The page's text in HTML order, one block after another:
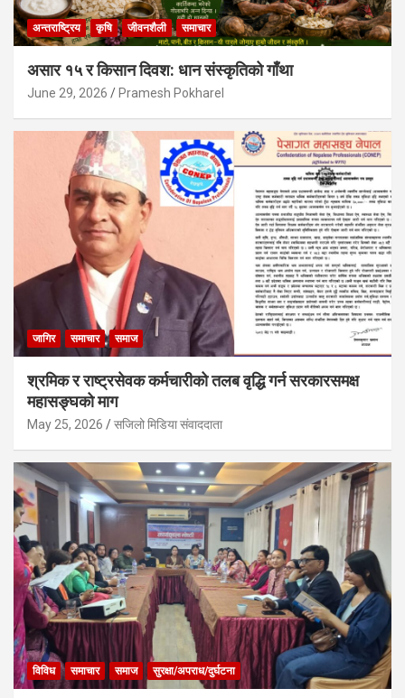
अन्तराष्ट्रिय कृषि जीवनशैली समाचार
असार १५ र किसान दिवश: धान संस्कृतिको गाँथा
June 29, 2026 Pramesh Pokharel
जागिर समाचार समाज
श्रमिक र राष्ट्रसेवक कर्मचारीको तलब वृद्धि गर्न सरकारसमक्ष
महासङ्घको माग
May 25, 2026 सजिलो मिडिया संवाददाता
विविध समाचार समाज सुरक्षा/अपराध/दुर्घटना